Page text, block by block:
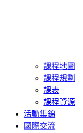
課程地圖
課程規劃
課表
課程資源
活動集錦
國際交流